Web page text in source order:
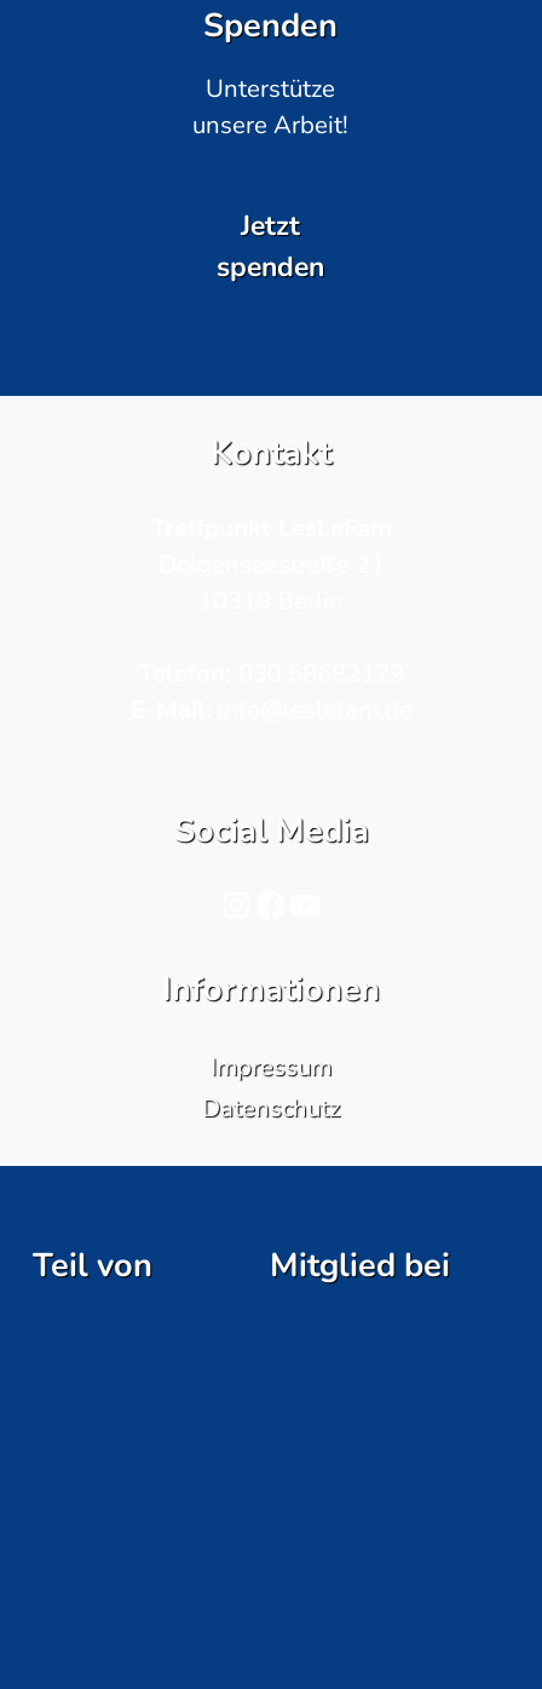
Spenden
Unterstütze
unsere Arbeit!
Jetzt
spenden
Kontakt
Social Media
Informationen
Impressum
Datenschutz
Teil von Mitglied bei